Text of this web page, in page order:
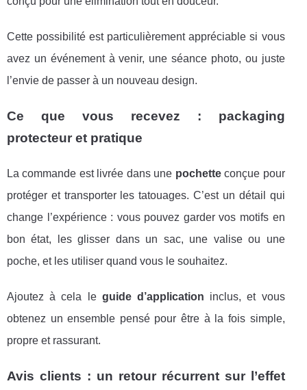
Cette possibilité est particulièrement appréciable si vous
avez un événement à venir, une séance photo, ou juste
l’envie de passer à un nouveau design.
Ce que vous recevez : packaging
protecteur et pratique
La commande est livrée dans une pochetteconçue pour
protéger et transporter les tatouages. C’est un détail qui
change l’expérience : vous pouvez garder vos motifs en
bon état, les glisser dans un sac, une valise ou une
poche, et les utiliser quand vous le souhaitez.
Ajoutez à cela le guide d’application inclus, et vous
obtenez un ensemble pensé pour être à la fois simple,
propre et rassurant.
Avis clients : un retour récurrent sur l’effet